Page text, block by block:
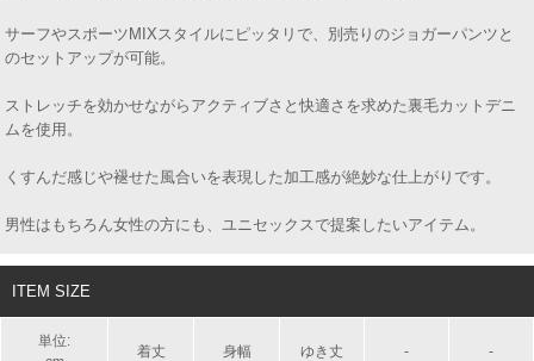
サーフやスポーツMIXスタイルにピッタリで、別売りのジョガーパンツと
のセットアップが可能。
ストレッチを効かせながらアクティブさと快適さを求めた裏毛カットデニ
ムを使用。
くすんだ感じや褪せた風合いを表現した加工感が絶妙な仕上がりです。
男性はもちろん女性の方にも、ユニセックスで提案したいアイテム。
ITEM SIZE
単位:
着丈 身幅 ゆき丈 - -